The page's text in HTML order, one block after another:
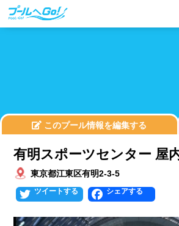
このプール情報を編集する
有明スポーツセンター 屋
東京都江東区有明2-3-5
Twitter